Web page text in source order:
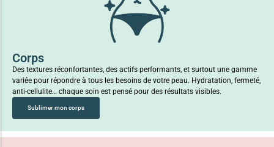
Corps
Des textures réconfortantes, des actifs performants, et surtout une gamme
variée pour répondre à tous les besoins de votre peau. Hydratation, fermeté,
anti-cellulite… chaque soin est pensé pour des résultats visibles.
Sublimer mon corps